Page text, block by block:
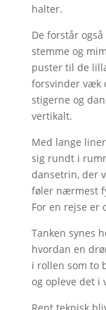
halter.
De forstår
stemme og
puster til de
forsvinder væk
stigerne og
vertikalt.
Med lange
sig rundt i
dansetrin, der
føler nærmest
For en rejse er
Tanken synes
hvordan en
i rollen som to
og opleve det i